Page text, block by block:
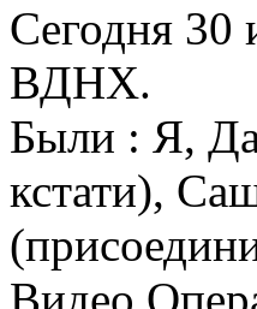
Сегодня 30
ВДНХ.
Были : Я,
кстати),
Видео